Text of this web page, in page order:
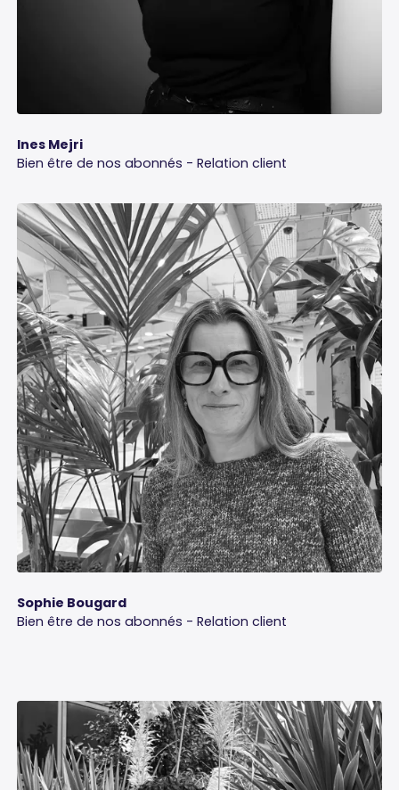
Ines Mejri
Bien être de nos abonnés - Relation client
Sophie Bougard
Bien être de nos abonnés - Relation client